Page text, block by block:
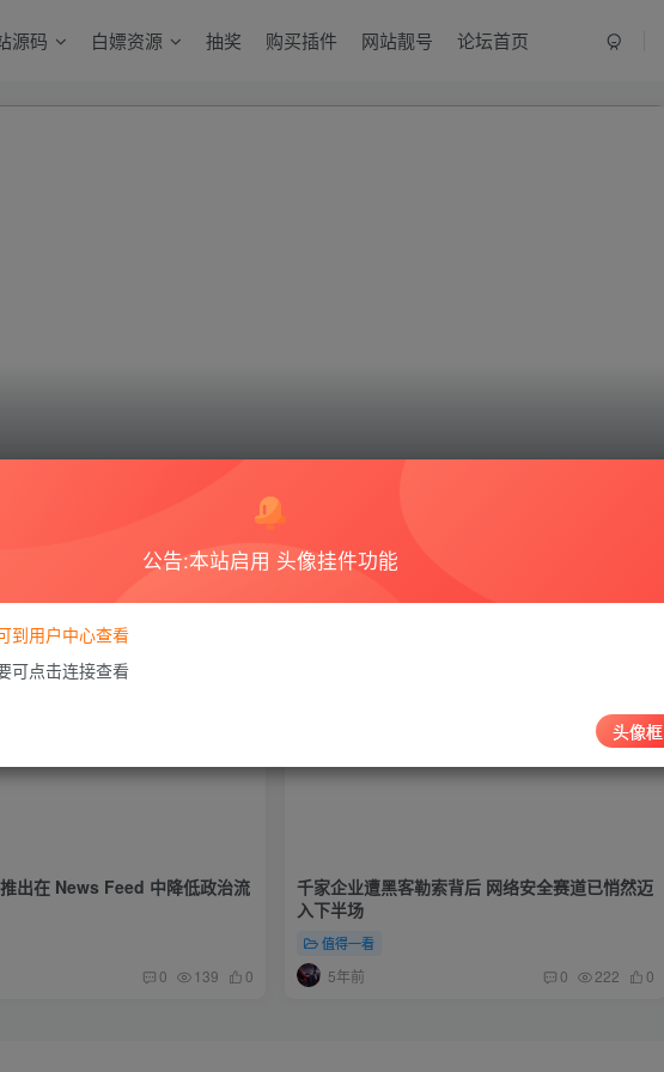
源码 白嫖资源 抽奖 购买插件 网站靓号 论坛首页
出在 News Feed 中降低政治流
0 139 0
千家企业遭黑客勒索背后 网络安全赛道已悄然迈
入下半场
值得一看
5年前 0 222 0
公告:本站启用 头像挂件功能
到用户中心查看
可点击连接查看
头像框